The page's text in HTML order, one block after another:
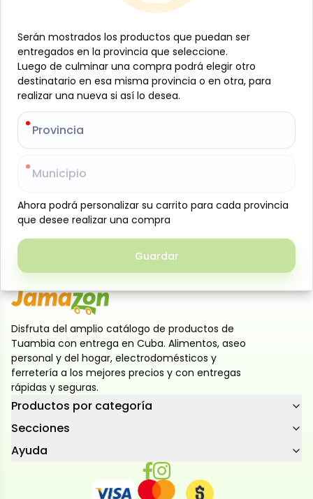
B-JAM-001-692
$68
Especificaciones
Este producto está limitado a los usuarios mayores de 21 años
-
El Tequila Blanco Don Julio es un destilado premium,
suave y transparente, con aromas frescos y notas
cítricas. Ideal para disfrutar solo, en las rocas, o
como base en cócteles sofisticados como
margaritas.
Disfruta del amplio catálogo de productos de
Tuambia con entrega en Cuba. Alimentos, aseo
personal y del hogar, electrodomésticos y
ferretería a los mejores precios y con entregas
rápidas y seguras.
Productos por categoría
Secciones
Ayuda
Serán mostrados los productos que puedan ser
entregados en la provincia que seleccione.
Luego de culminar una compra podrá elegir otro
destinatario en esa misma provincia o en otra, para
realizar una nueva si así lo desea.
Provincia
Municipio
Ahora podrá personalizar su carrito para cada provincia
que desee realizar una compra
Guardar
Serán mostrados los productos que puedan ser
entregados en la provincia que seleccione.
Luego de culminar una compra podrá elegir otro
destinatario en esa misma provincia o en otra, para
realizar una nueva si así lo desea.
Provincia
Municipio
Ahora podrá personalizar su carrito para cada provincia
que desee realizar una compra
Guardar